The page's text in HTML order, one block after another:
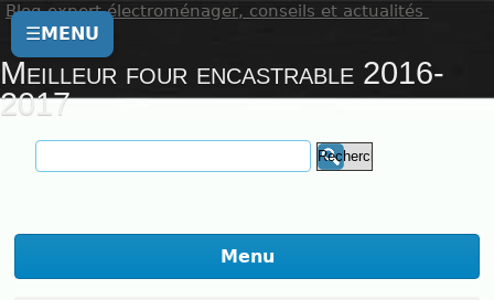
Blog expert électroménager, conseils et actualités
Meilleur four encastrable 2016-
2017
☰MENU
Menu